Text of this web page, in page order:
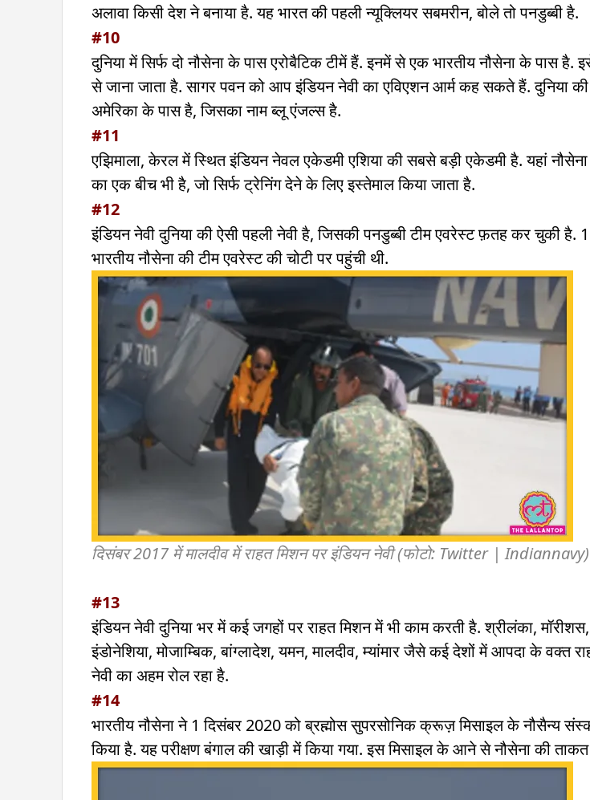
अलावा किसी देश ने बनाया है. यह भारत की पहली न्यूक्लियर सबमरीन, बोले तो पनडुब्बी है.
#10
दुनिया में सिर्फ दो नौसेना के पास एरोबैटिक टीमें हैं. इनमें से एक भारतीय नौसेना के पास है.
से जाना जाता है. सागर पवन को आप इंडियन नेवी का एविएशन आर्म कह सकते हैं. दुनिया की
अमेरिका के पास है, जिसका नाम ब्लू एंजल्स है.
#11
एझिमाला, केरल में स्थित इंडियन नेवल एकेडमी एशिया की सबसे बड़ी एकेडमी है. यहां
का एक बीच भी है, जो सिर्फ ट्रेनिंग देने के लिए इस्तेमाल किया जाता है.
#12
इंडियन नेवी दुनिया की ऐसी पहली नेवी है, जिसकी पनडुब्बी टीम एवरेस्ट फ़तह कर चुकी है.
भारतीय नौसेना की टीम एवरेस्ट की चोटी पर पहुंची थी.
दिसंबर 2017 में मालदीव में राहत मिशन पर इंडियन नेवी (फोटो: Twitter | Indiannavy)
#13
इंडियन नेवी दुनिया भर में कई जगहों पर राहत मिशन में भी काम करती है. श्रीलंका,
इंडोनेशिया, मोजाम्बिक, बांग्लादेश, यमन, मालदीव, म्यांमार जैसे कई देशों में आपदा के वक्त
नेवी का अहम रोल रहा है.
#14
भारतीय नौसेना ने 1 दिसंबर 2020 को ब्रह्मोस सुपरसोनिक क्रूज़ मिसाइल के नौसैन्य
किया है. यह परीक्षण बंगाल की खाड़ी में किया गया. इस मिसाइल के आने से नौसेना की